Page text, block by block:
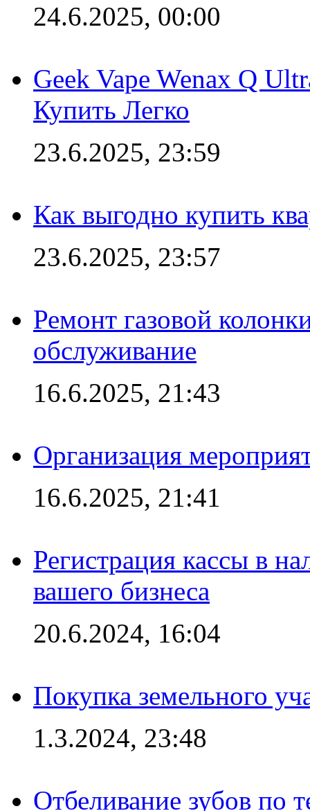
24.6.2025, 00:00
Geek Vape Wenax Q
Купить Легко
23.6.2025, 23:59
Как выгодно купить
23.6.2025, 23:57
Ремонт газовой
обслуживание
16.6.2025, 21:43
Организация
16.6.2025, 21:41
Регистрация кассы в
вашего бизнеса
20.6.2024, 16:04
Покупка земельного
1.3.2024, 23:48
Отбеливание зубов по